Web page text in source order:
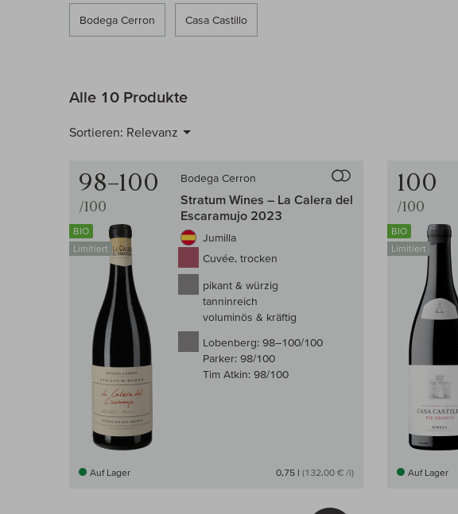
Bodega Cerron Casa Castillo
Alle 10 Produkte
Sortieren: Relevanz
98–100
/100
BIO
Limitiert
Bodega Cerron
Stratum Wines – La Calera del
Escaramujo 2023
Jumilla
Cuvée, trocken
pikant & würzig
tanninreich
voluminös & kräftig
Lobenberg: 98–100/100
Parker: 98/100
Tim Atkin: 98/100
Auf Lager 0,75 l (132,00 € /l)
100
/100
BIO
Limitiert
Auf Lager